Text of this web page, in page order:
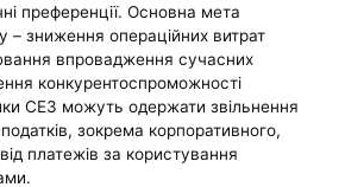
преференції. Основна мета
– зниження операційних витрат
впровадження сучасних
конкурентоспроможності
СЕЗ можуть одержати звільнення
зокрема корпоративного,
платежів за користування